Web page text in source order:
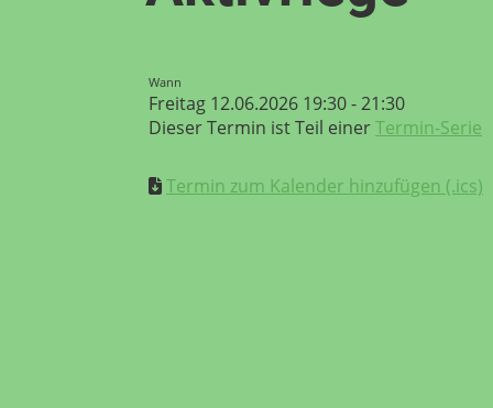
Wann
Freitag 12.06.2026 19:30 - 21:30
Dieser Termin ist Teil einerTermin-Serie
Termin zum Kalender hinzufügen (.ics)